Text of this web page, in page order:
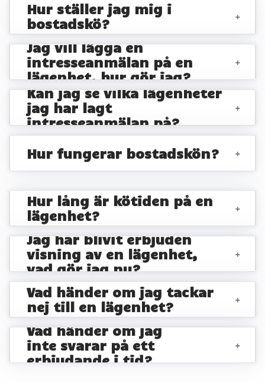
Hur ställer jag mig i
bostadskö?
+
Jag vill lägga en
intresseanmälan på en
lägenhet, hur gör jag?
+
Kan jag se vilka lägenheter
jag har lagt
intresseanmälan på?
+
Hur fungerar bostadskön? +
Hur lång är kötiden på en
lägenhet?
+
Jag har blivit erbjuden
visning av en lägenhet,
vad gör jag nu?
+
Vad händer om jag tackar
nej till en lägenhet?
+
Vad händer om jag
inte svarar på ett
erbjudande i tid?
+